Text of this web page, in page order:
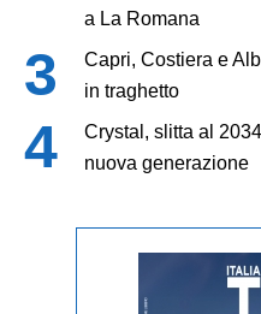
a La Romana
Capri, Costiera e
in traghetto
Crystal, slitta al
nuova generazione